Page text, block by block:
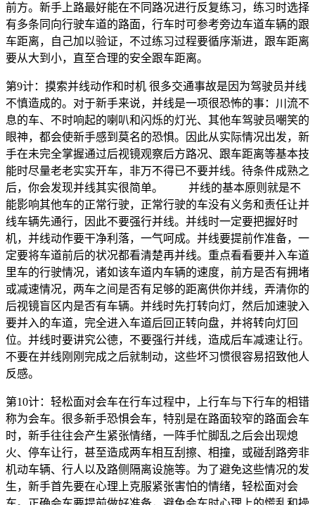
前方。新手上路最好能在不同路况进行反复练习，练习时选择
有多条同向行驶车道的路面，行车时可参考旁边车道车辆的跟
车距离，自己加以验证，不过练习过程要循序渐进，跟车距离
要从大到小，直至合理的安全跟车距离。
第9计：摸索并线动作和时机 很多交通事故是因为驾驶员并线
不慎造成的。对于新手来说，并线是一项很恐怖的事：川流不
息的车、不时响起的喇叭和闪烁的灯光、其他车驾驶员嘲笑的
眼神，都会使新手感到莫名的恐惧。因此从实际情况出发，新
手在未完全掌握通过后视镜观察后方路况、跟车距离等基本技
能时尽量老老实实开车，非万不得已不要并线。待条件成熟之
后，你会发现并线其实很简单。 并线的基本原则就是不
能影响其他车的正常行驶，正常行驶的车没有义务和责任让并
线车辆先通行，因此不要强行并线。并线时一定要把握好时
机，并线动作要干净利落，一气呵成。并线要提前作准备，一
定要将车道前后的状况都看清楚再并线。重点看看要并入车道
里车的行驶情况，诸如该车道内车辆的速度，前方是否有拥堵
或减速情况，两车之间是否有足够的距离供你并线，弄清你的
后视镜盲区内是否有车辆。并线时先打转向灯，然后加速驶入
要并入的车道，完全进入车道后回正转向盘，并将转向灯回
位。并线时要讲究公德，不要强行并线，造成后车减速让行。
不要在并线刚刚完成之后就制动，这些坏习惯很容易招致他人
反感。
第10计：轻松面对会车在行车过程中，上行车与下行车的相错
称为会车。很多新手恐惧会车，特别是在路面较窄的路面会车
时，新手往往会产生紧张情绪，一阵手忙脚乱之后会出现熄
火、停车让行，甚至造成两车相互刮擦、相撞，或碰刮路旁非
机动车辆、行人以及路侧隔离设施等。为了避免这些情况的发
生，新手首先要在心理上克服紧张害怕的情绪，轻松面对会